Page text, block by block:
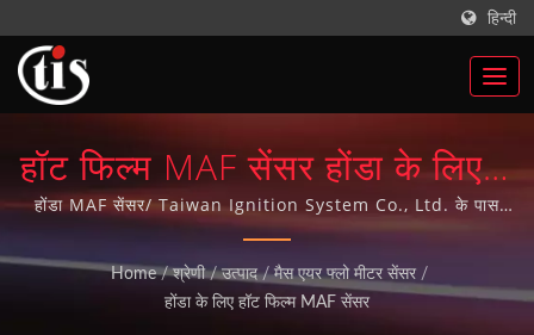
हिन्दी
हॉट फिल्म MAF सेंसर होंडा के लिए |
ताइवान ऑटो पार्ट्स इग्निशन कॉइल्स
निर्माता | Taiwan Ignition
System Co., Ltd.
होंडा MAF सेंसर/ Taiwan Ignition System Co., Ltd. के पास
ऑटो पार्ट्स के निर्माण का 20 से अधिक वर्षों का अनुभव है और 10 वर्षों से
ISO-9001 गुणवत्ता प्रणाली प्राप्त की है। हमारे सभी ऑटो पार्ट्स ताइवान में
निर्मित हैं।
Home / श्रेणी / उत्पाद / मैस एयर फ्लो मीटर सेंसर /
होंडा के लिए हॉट फिल्म MAF सेंसर